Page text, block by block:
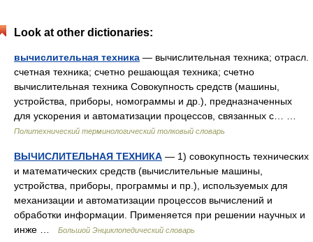
Look at other dictionaries:
вычислительная техника — вычислительная техника; отрасл.
счетная техника; счетно решающая техника; счетно
вычислительная техника Совокупность средств (машины,
устройства, приборы, номограммы и др.), предназначенных
для ускорения и автоматизации процессов, связанных с… …
Политехнический терминологический толковый словарь
ВЫЧИСЛИТЕЛЬНАЯ ТЕХНИКА — 1) совокупность технических
и математических средств (вычислительные машины,
устройства, приборы, программы и пр.), используемых для
механизации и автоматизации процессов вычислений и
обработки информации. Применяется при решении научных и
инже …
Большой Энциклопедический словарь